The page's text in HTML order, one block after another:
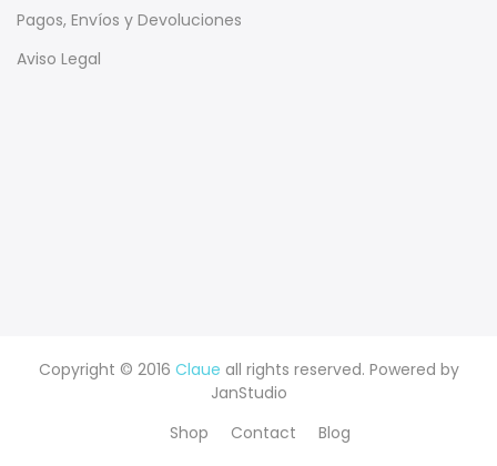
Pagos, Envíos y Devoluciones
Aviso Legal
Copyright © 2016 Claue all rights reserved. Powered by
JanStudio
Shop
Contact Blog